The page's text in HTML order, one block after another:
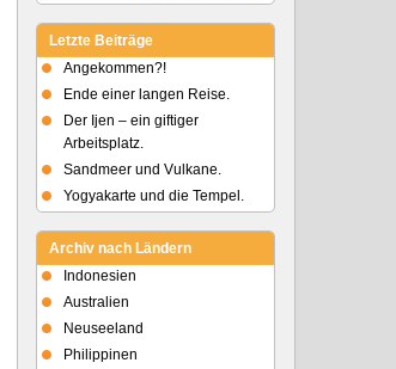
Letzte Beiträge
Angekommen?!
Ende einer langen Reise.
Der Ijen – ein giftiger
Arbeitsplatz.
Sandmeer und Vulkane.
Yogyakarte und die Tempel.
Archiv nach Ländern
Indonesien
Australien
Neuseeland
Philippinen